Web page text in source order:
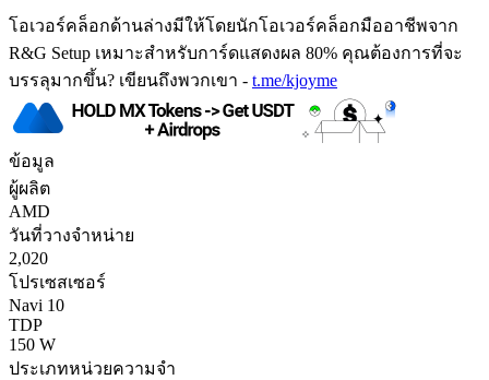
โอเวอร์คล็อกด้านล่างมีให้โดยนักโอเวอร์คล็อกมืออาชีพจาก
R&G Setup เหมาะสำหรับการ์ดแสดงผล 80% คุณต้องการที่จะ
บรรลุมากขึ้น? เขียนถึงพวกเขา - t.me/kjoyme
ข้อมูล
ผู้ผลิต
AMD
วันที่วางจำหน่าย
2,020
โปรเซสเซอร์
Navi 10
TDP
150 W
ประเภทหน่วยความจำ